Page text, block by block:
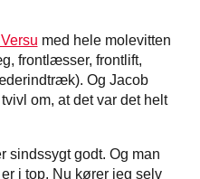
med hele molevitten
frontlæsser, frontlift,
Og Jacob
om, at det var det helt
sindssygt godt. Og man
i top. Nu kører jeg selv